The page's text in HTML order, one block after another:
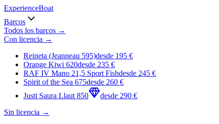
ExperienceBoat
Barcos
Todos los barcos →
Con licencia →
Reineta (Jeanneau 595)desde 195 €
Orange Kiwi 620desde 235 €
RAF IV Mano 21,5 Sport Fishdesde 245 €
Spirit of the Sea 675desde 260 €
Justi Saura Llaut 850
desde 290 €
Sin licencia →